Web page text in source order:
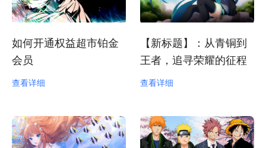
如何开通权益超市铂金
会员
查看详细
【新标题】：从青铜到
王者，追寻荣耀的征程
查看详细